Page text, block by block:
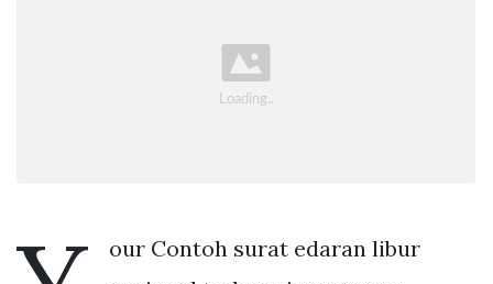
our Contoh surat edaran libur